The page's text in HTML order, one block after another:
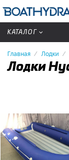
КАТАЛОГ
Главная Лодки
Лодки